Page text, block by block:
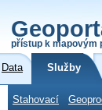
přístup k mapovým
Data Služby
Stahovací